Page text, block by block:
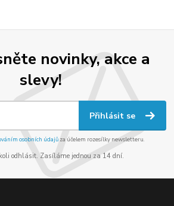
novinky, akce a
slevy!
Přihlásit se
osobních údajůza účelem rozesílky newsletteru.
odhlásit. Zasíláme jednou za 14 dní.